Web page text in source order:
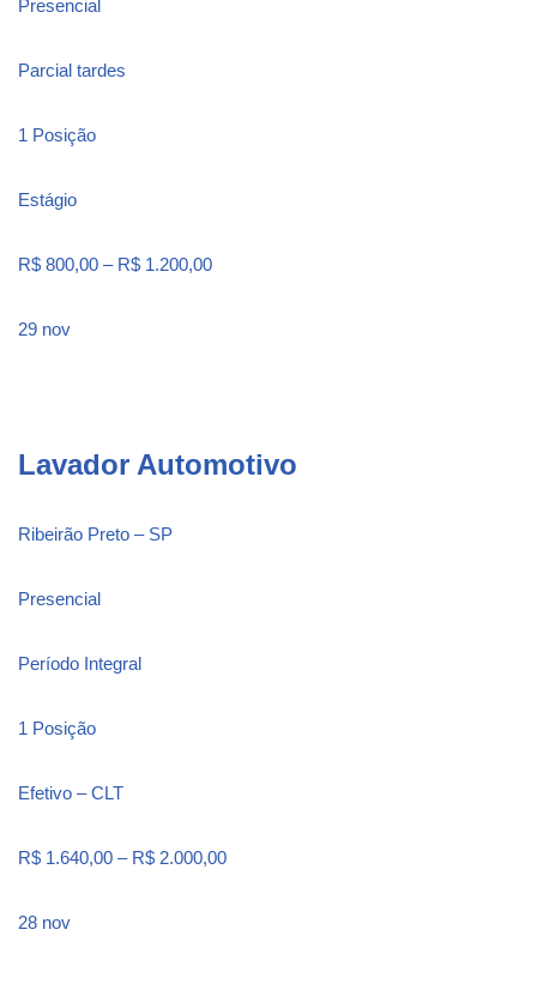
Presencial
Parcial tardes
1 Posição
Estágio
R$ 800,00 – R$ 1.200,00
29 nov
Lavador Automotivo
Ribeirão Preto – SP
Presencial
Período Integral
1 Posição
Efetivo – CLT
R$ 1.640,00 – R$ 2.000,00
28 nov